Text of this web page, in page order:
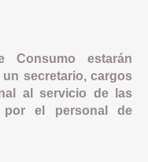
Consumo estarán
secretario, cargos
al servicio de las
por el personal de